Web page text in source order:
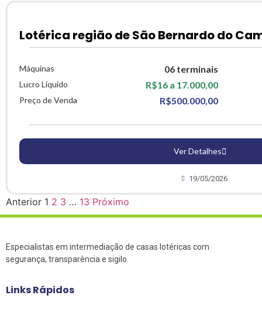
Lotérica região de São Bernardo do
Máquinas 06 terminais
Lucro Líquido R$16 a 17.000,00
Preço de Venda R$500.000,00
Ver Detalhes
19/05/2026
Anterior 1 2 3 … 13 Próximo
Especialistas em intermediação de casas lotéricas com
segurança, transparência e sigilo.
Links Rápidos